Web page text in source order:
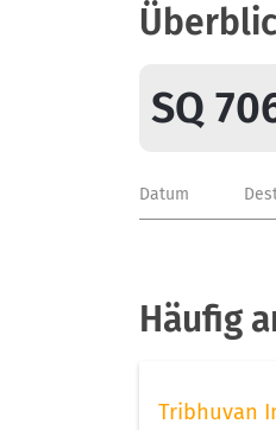
SQ
Datum
Häufig
Tribhuvan